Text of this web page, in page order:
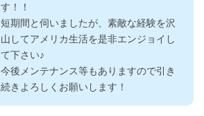
す！！
短期間と伺いましたが、素敵な経験を沢
山してアメリカ生活を是非エンジョイし
て下さい♪
今後メンテナンス等もありますので引き
続きよろしくお願いします！